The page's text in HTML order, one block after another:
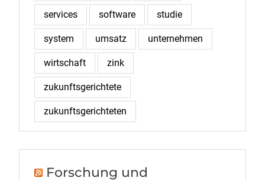
services software studie
system umsatz unternehmen
wirtschaft zink
zukunftsgerichtete
zukunftsgerichteten
Forschung und